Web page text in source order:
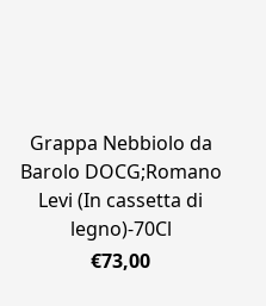
Grappa Nebbiolo da
Barolo DOCG;Romano
Levi (In cassetta di
legno)-70Cl
€73,00